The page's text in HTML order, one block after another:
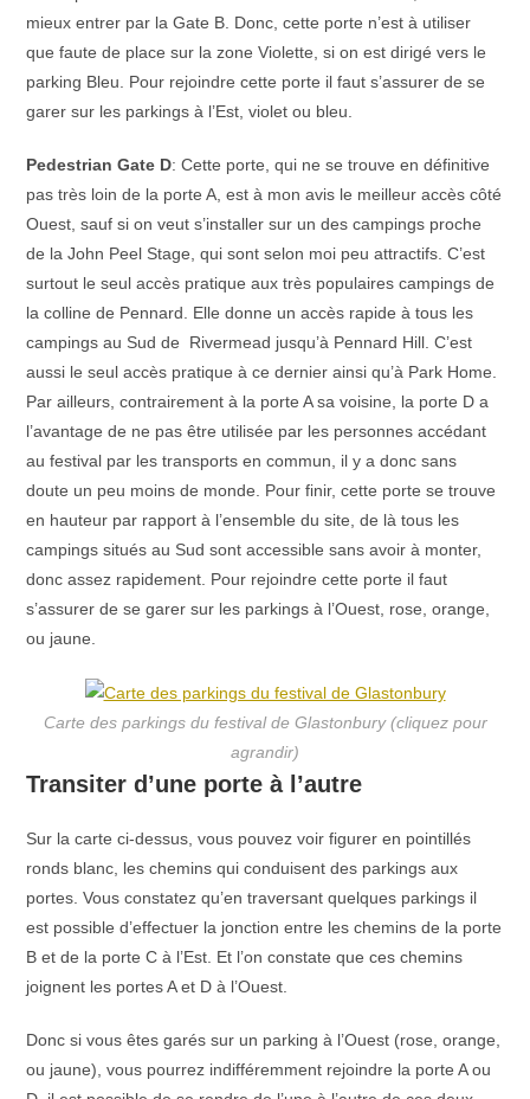
mieux entrer par la Gate B. Donc, cette porte n’est à utiliser
que faute de place sur la zone Violette, si on est dirigé vers le
parking Bleu. Pour rejoindre cette porte il faut s’assurer de se
garer sur les parkings à l’Est, violet ou bleu.
Pedestrian Gate D: Cette porte, qui ne se trouve en définitive
pas très loin de la porte A, est à mon avis le meilleur accès côté
Ouest, sauf si on veut s’installer sur un des campings proche
de la John Peel Stage, qui sont selon moi peu attractifs. C’est
surtout le seul accès pratique aux très populaires campings de
la colline de Pennard. Elle donne un accès rapide à tous les
campings au Sud de Rivermead jusqu’à Pennard Hill. C’est
aussi le seul accès pratique à ce dernier ainsi qu’à Park Home.
Par ailleurs, contrairement à la porte A sa voisine, la porte D a
l’avantage de ne pas être utilisée par les personnes accédant
au festival par les transports en commun, il y a donc sans
doute un peu moins de monde. Pour finir, cette porte se trouve
en hauteur par rapport à l’ensemble du site, de là tous les
campings situés au Sud sont accessible sans avoir à monter,
donc assez rapidement. Pour rejoindre cette porte il faut
s’assurer de se garer sur les parkings à l’Ouest, rose, orange,
ou jaune.
Carte des parkings du festival de Glastonbury (cliquez pour
agrandir)
Transiter d’une porte à l’autre
Sur la carte ci-dessus, vous pouvez voir figurer en pointillés
ronds blanc, les chemins qui conduisent des parkings aux
portes. Vous constatez qu’en traversant quelques parkings il
est possible d’effectuer la jonction entre les chemins de la porte
B et de la porte C à l’Est. Et l’on constate que ces chemins
joignent les portes A et D à l’Ouest.
Donc si vous êtes garés sur un parking à l’Ouest (rose, orange,
ou jaune), vous pourrez indifféremment rejoindre la porte A ou